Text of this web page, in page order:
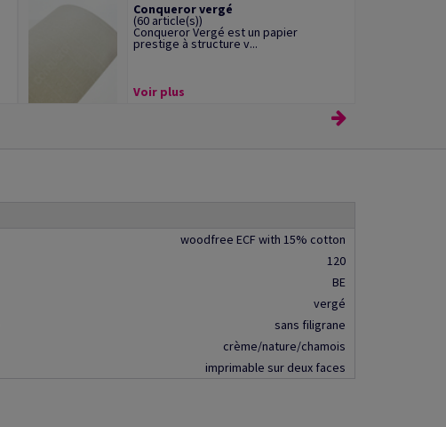
Conqueror vergé
(60 article(s))
Conqueror Vergé est un papier
prestige à structure v...
Voir plus
woodfree ECF with 15% cotton
120
BE
vergé
sans filigrane
crème/nature/chamois
imprimable sur deux faces